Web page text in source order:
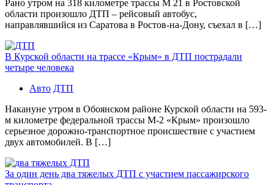
Рано утром на 318 километре трассы М 21 в Ростовской
области произошло ДТП – рейсовый автобус,
направлявшийся из Саратова в Ростов-на-Дону, съехал в […]
В Курской области на трассе «Крым» в ДТП пострадали
четыре человека
Авто ДТП
Накануне утром в Обоянском районе Курской области на 593-
м километре федеральной трассы М-2 «Крым» произошло
серьезное дорожно-транспортное происшествие с участием
двух автомобилей. В […]
За один день два тяжелых ДТП с участием пассажирского